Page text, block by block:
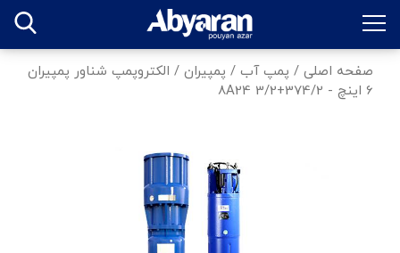
صفحه اصلی / پمپ آب / پمپیران / الکتروپمپ شناور پمپیران
6 اینچ - 374/2+8A24 3/2